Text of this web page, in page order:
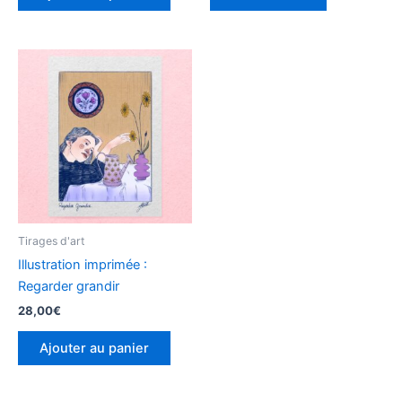
Tirages d'art
Illustration imprimée :
Regarder grandir
28,00€
Ajouter au panier